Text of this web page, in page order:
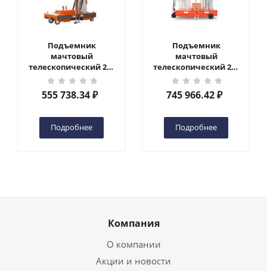
Подъемник
мачтовый
телескопический 200
кг 6 м TOR GTWY6-200S
DC 2-мачтовый
(автономный) (G) в
555 738.34₽
Подробнее
Подъемник
мачтовый
телескопический 200
кг 10 м TOR GTWY10-
200S DC 2-мачтовый
(автономный) (N) в
745 966.42₽
Подробнее
Компания
О компании
Акции и новости